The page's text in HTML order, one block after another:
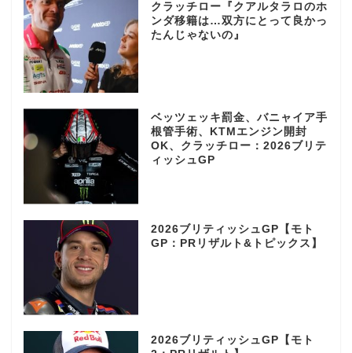
クラッチロー『クアルタラロのホ
ンダ移籍は…双方にとって良かっ
たんじゃないの』
ベッツェッキ罰金、バニャイア手
根管手術、KTMエンジン開封
OK、クラッチロー：2026ブリテ
ィッシュGP
2026ブリティッシュGP【モト
GP：PRリザルト&トピックス】
2026ブリティッシュGP【モト